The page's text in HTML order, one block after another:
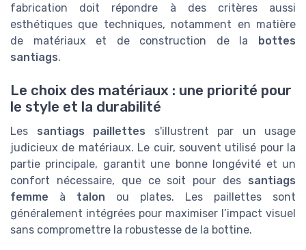
fabrication doit répondre à des critères aussi
esthétiques que techniques, notamment en matière
de matériaux et de construction de la bottes
santiags.
Le choix des matériaux : une priorité pour
le style et la durabilité
Les santiags paillettes s'illustrent par un usage
judicieux de matériaux. Le cuir, souvent utilisé pour la
partie principale, garantit une bonne longévité et un
confort nécessaire, que ce soit pour des santiags
femme à talon ou plates. Les paillettes sont
généralement intégrées pour maximiser l’impact visuel
sans compromettre la robustesse de la bottine.